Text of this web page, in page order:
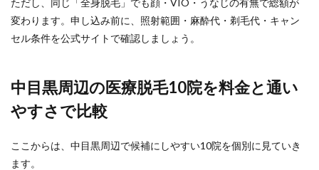
ただし、同じ「全身脱毛」でも顔・VIO・うなじの有無で総額が
変わります。申し込み前に、照射範囲・麻酔代・剃毛代・キャン
セル条件を公式サイトで確認しましょう。
中目黒周辺の医療脱毛10院を料金と通い
やすさで比較
ここからは、中目黒周辺で候補にしやすい10院を個別に見ていき
ます。